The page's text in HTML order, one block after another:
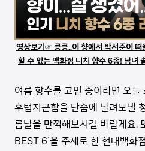
영상보기☞ 킁킁..이 향에서 박서준이
할 수 있는 백화점 니치 향수 6종! 남녀
여름 향수를 고민 중이라면 오
후텁지근함을 단숨에 날려보낼
름날을 만끽해보시길 바랄게요.
BEST 6'을 주제로 한 현대백화